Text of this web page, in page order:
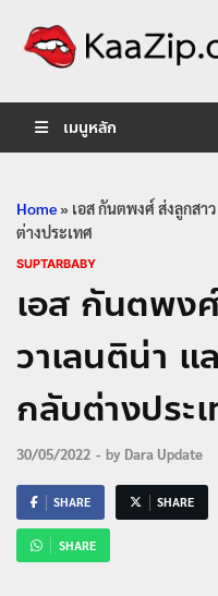
เมนูหลัก
Home» เอส กันตพงศ์ ส่งลูกสา
ต่างประเทศ
SUPTARBABY
เอส กันตพง
วาเลนติน่า แ
กลับต่างประ
30/05/2022 - by Dara Update
SHARE SHARE
SHARE